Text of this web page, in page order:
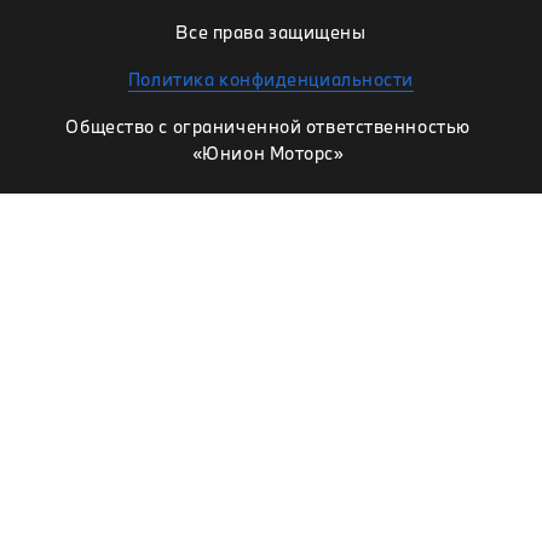
Все права защищены
Политика конфиденциальности
Общество с ограниченной ответственностью
«Юнион Моторс»